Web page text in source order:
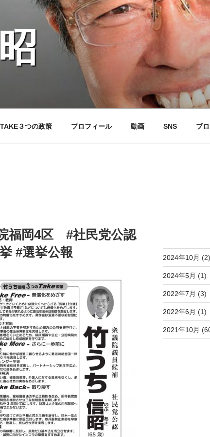
TAKE３つの政策 プロフィール 動画 SNS ブ
福岡4区 #社民党公認
#選挙公報
2024年10月 (2)
2024年5月 (1)
2022年7月 (3)
2022年6月 (1)
2021年10月